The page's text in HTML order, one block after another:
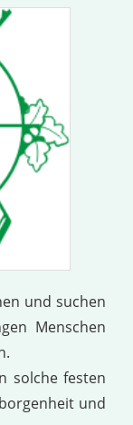
und suchen
Menschen
solche festen
und